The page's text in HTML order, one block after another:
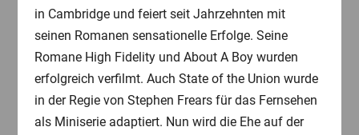
in Cambridge und feiert seit Jahrzehnten mit
seinen Romanen sensationelle Erfolge. Seine
Romane High Fidelity und About A Boy wurden
erfolgreich verfilmt. Auch State of the Union wurde
in der Regie von Stephen Frears für das Fernsehen
als Miniserie adaptiert. Nun wird die Ehe auf der